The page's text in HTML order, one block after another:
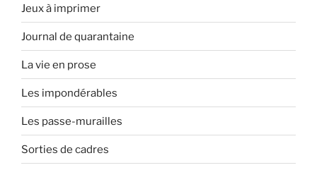
Jeux à imprimer
Journal de quarantaine
La vie en prose
Les impondérables
Les passe-murailles
Sorties de cadres